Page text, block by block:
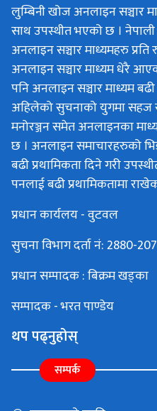
लुम्बिनी खोज अनलाइन सञ्चार
साथ उपस्थीत भएको छ । नेपाली
अनलाइन सञ्चार माध्यमहरु
अनलाइन सञ्चार माध्यम धेरै
पनि अनलाइन सञ्चार माध्यम
अहिलेको सुचनाको युगमा सहज
मनोरञ्जन समेत अनलाइनका
छ । अनलाइन समाचारहरुको
बढी प्रथामिकता दिने गरी
पनलाई बढी प्रथामिकतामा
प्रधान कार्यलय - वुटवल
सुचना विभाग दर्ता नं: 2880-
प्रधान सम्पादक : बिक्रम खड्का
सम्पादक - भरत पाण्डेय
थप पढ्नुहोस्
सम्पर्क